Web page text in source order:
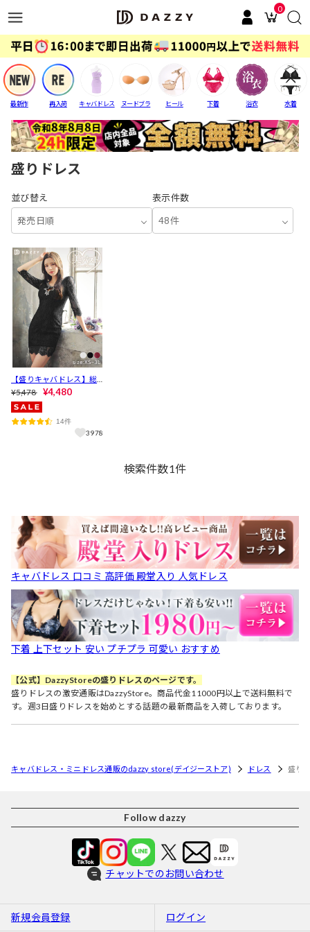
0
最新作 再入荷 キャバドレス ヌードブラ ヒール 下着 浴衣 水着
盛りドレス
並び替え
発売日順
表示件数
48件
【盛りキャバドレス】総
レース五分袖タイトミニ
丈キャバドレス[XS～3L/6
サイズ展開]
¥5,478 ¥4,480
14件
3978
検索件数1件
キャバドレス 口コミ 高評価 殿堂入り 人気ドレス
下着 上下セット 安い プチプラ 可愛い おすすめ
【公式】DazzyStoreの盛りドレスのページです。
盛りドレスの激安通販はDazzyStore。商品代金11000円以上で送料無料で
す。週3日盛りドレスを始めとする話題の最新商品を入荷しております。
キャバドレス・ミニドレス通販のdazzy store(デイジーストア) ドレス 盛り
Follow dazzy
チャットでのお問い合わせ
新規会員登録 ログイン